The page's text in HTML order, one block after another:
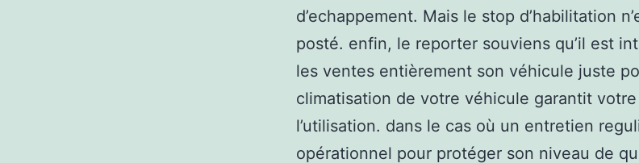
d’echappement. Mais le stop d’habilitation
posté. enfin, le reporter souviens qu’il est
les ventes entièrement son véhicule juste
climatisation de votre véhicule garantit
l’utilisation. dans le cas où un entretien
opérationnel pour protéger son niveau de